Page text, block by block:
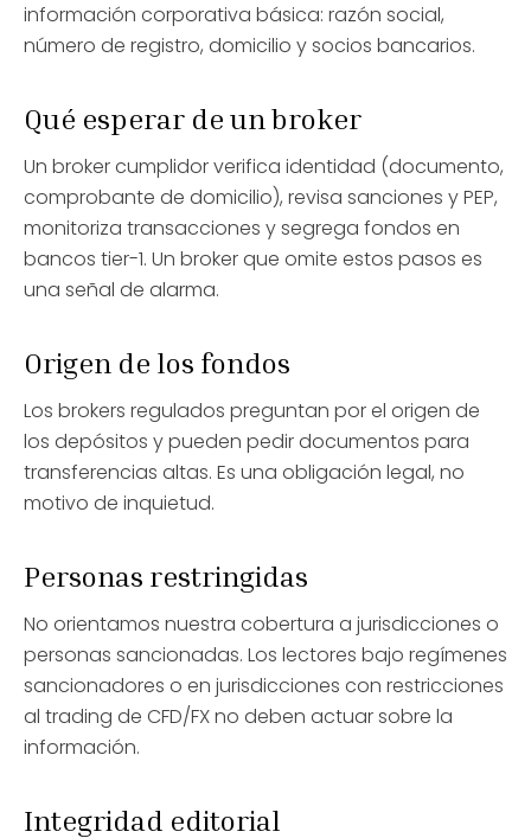
información corporativa básica: razón social,
número de registro, domicilio y socios bancarios.
Qué esperar de un broker
Un broker cumplidor verifica identidad (documento,
comprobante de domicilio), revisa sanciones y PEP,
monitoriza transacciones y segrega fondos en
bancos tier-1. Un broker que omite estos pasos es
una señal de alarma.
Origen de los fondos
Los brokers regulados preguntan por el origen de
los depósitos y pueden pedir documentos para
transferencias altas. Es una obligación legal, no
motivo de inquietud.
Personas restringidas
No orientamos nuestra cobertura a jurisdicciones o
personas sancionadas. Los lectores bajo regímenes
sancionadores o en jurisdicciones con restricciones
al trading de CFD/FX no deben actuar sobre la
información.
Integridad editorial